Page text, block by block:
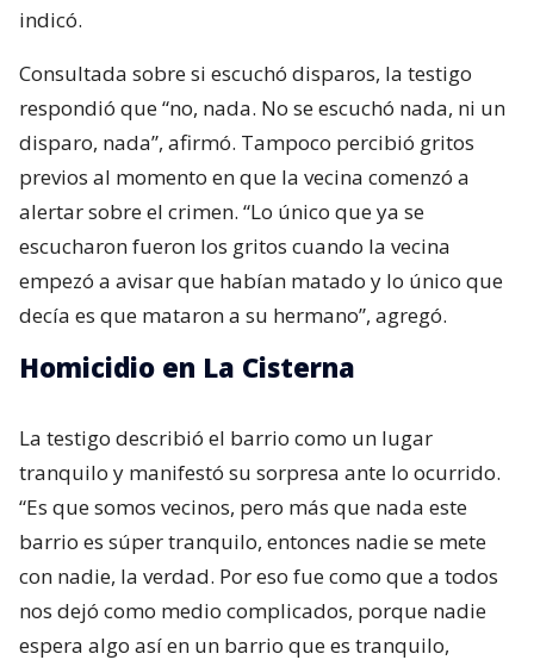
indicó.
Consultada sobre si escuchó disparos, la testigo
respondió que “no, nada. No se escuchó nada, ni un
disparo, nada”, afirmó. Tampoco percibió gritos
previos al momento en que la vecina comenzó a
alertar sobre el crimen. “Lo único que ya se
escucharon fueron los gritos cuando la vecina
empezó a avisar que habían matado y lo único que
decía es que mataron a su hermano”, agregó.
Homicidio en La Cisterna
La testigo describió el barrio como un lugar
tranquilo y manifestó su sorpresa ante lo ocurrido.
“Es que somos vecinos, pero más que nada este
barrio es súper tranquilo, entonces nadie se mete
con nadie, la verdad. Por eso fue como que a todos
nos dejó como medio complicados, porque nadie
espera algo así en un barrio que es tranquilo,